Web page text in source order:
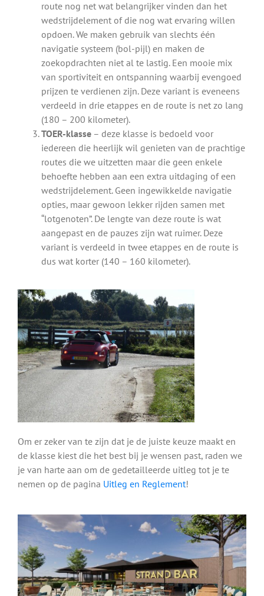
route nog net wat belangrijker vinden dan het
wedstrijdelement of die nog wat ervaring willen
opdoen. We maken gebruik van slechts één
navigatie systeem (bol-pijl) en maken de
zoekopdrachten niet al te lastig. Een mooie mix
van sportiviteit en ontspanning waarbij evengoed
prijzen te verdienen zijn. Deze variant is eveneens
verdeeld in drie etappes en de route is net zo lang
(180 – 200 kilometer).
TOER-klasse – deze klasse is bedoeld voor
iedereen die heerlijk wil genieten van de prachtige
routes die we uitzetten maar die geen enkele
behoefte hebben aan een extra uitdaging of een
wedstrijdelement. Geen ingewikkelde navigatie
opties, maar gewoon lekker rijden samen met
“lotgenoten”. De lengte van deze route is wat
aangepast en de pauzes zijn wat ruimer. Deze
variant is verdeeld in twee etappes en de route is
dus wat korter (140 – 160 kilometer).
Om er zeker van te zijn dat je de juiste keuze maakt en
de klasse kiest die het best bij je wensen past, raden we
je van harte aan om de gedetailleerde uitleg tot je te
nemen op de pagina Uitleg en Reglement!